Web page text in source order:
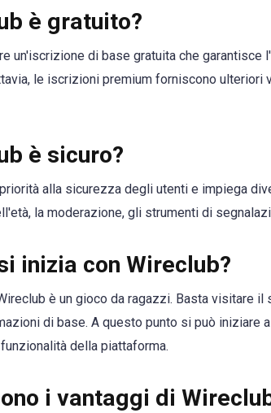
è gratuito?
un'iscrizione di base gratuita che garantisce
le iscrizioni premium forniscono ulteriori
è sicuro?
alla sicurezza degli utenti e impiega
la moderazione, gli strumenti di
inizia con Wireclub?
è un gioco da ragazzi. Basta visitare
di base. A questo punto si può iniziare
della piattaforma.
i vantaggi di